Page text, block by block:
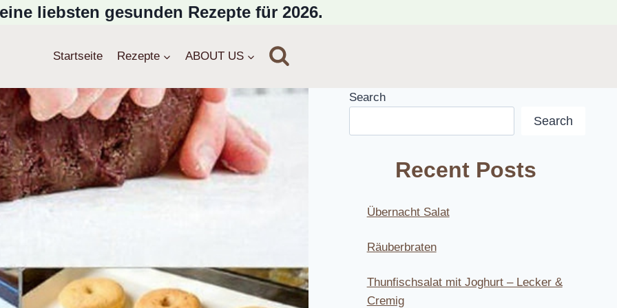
liebsten gesunden Rezepte für 2026.
Startseite Rezepte ABOUT US
Search
Search
Recent Posts
Übernacht Salat
Räuberbraten
Thunfischsalat mit Joghurt – Lecker &
Cremig